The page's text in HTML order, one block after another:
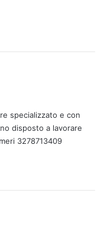
specializzato e con
disposto a lavorare
3278713409